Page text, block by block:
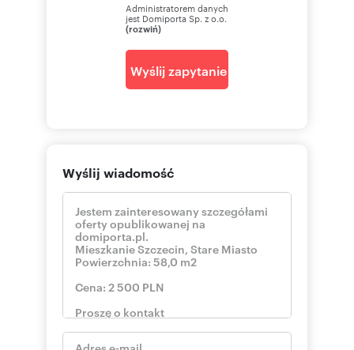
Administratorem danych
jest Domiporta Sp. z o.o.
(rozwiń)
Wyślij zapytanie
Wyślij wiadomość